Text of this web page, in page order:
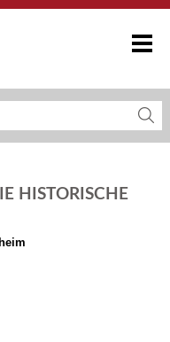
HISTORISCHE